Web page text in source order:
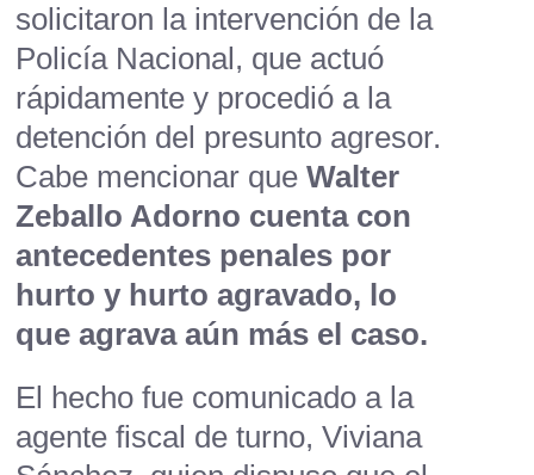
solicitaron la intervención de la
Policía Nacional, que actuó
rápidamente y procedió a la
detención del presunto agresor.
Cabe mencionar que Walter
Zeballo Adorno cuenta con
antecedentes penales por
hurto y hurto agravado, lo
que agrava aún más el caso.
El hecho fue comunicado a la
agente fiscal de turno, Viviana